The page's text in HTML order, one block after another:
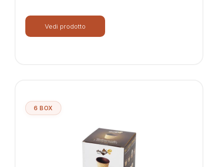
Vedi prodotto
6 BOX